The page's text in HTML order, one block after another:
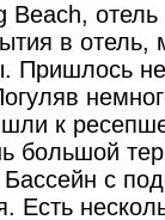
Beach,
в отель,
Пришлось
к
большой
с
Есть